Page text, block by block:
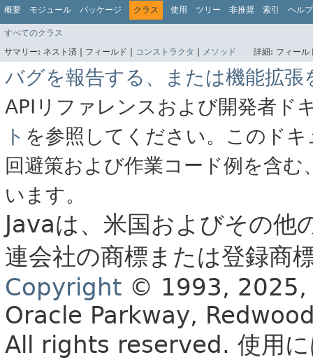
概要 モジュール パッケージ クラス 使用 ツリー 非推奨 索引 ヘルプ
すべてのクラス
サマリー: ネスト済 | フィールド | コンストラクタ メソッド 詳細: フィー
バグを報告する、または機能拡張
APIリファレンスおよび開発者ド
ト を参照してください。このド
回避策および作業コード例を含
います。
Javaは、米国およびその
連会社の商標または登録商
Copyright © 1993, 2025,
Oracle Parkway,
All rights reserved. 使用